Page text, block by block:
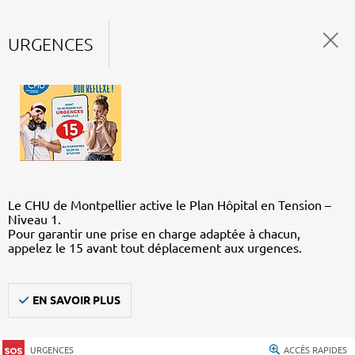
URGENCES
Le CHU de Montpellier active le Plan Hôpital en Tension –
Niveau 1.
Pour garantir une prise en charge adaptée à chacun,
appelez le 15 avant tout déplacement aux urgences.
EN SAVOIR PLUS
URGENCES ACCÈS RAPIDES